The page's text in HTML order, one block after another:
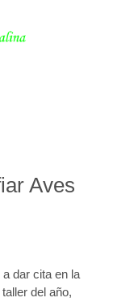
Aves
dar cita en la
del año,